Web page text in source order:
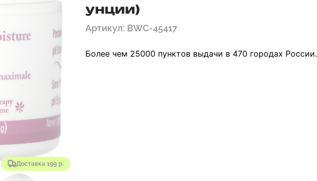
Доставка 199 р.
унции)
Артикул: BWC-45417
Более чем 25000 пунктов выдачи в 470 городах России.